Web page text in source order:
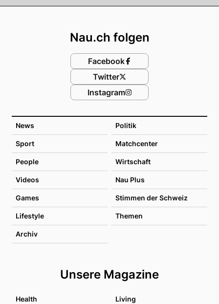
News Politik
Sport Matchcenter
People Wirtschaft
Videos Nau Plus
Games Stimmen der Schweiz
Lifestyle Themen
Archiv
Unsere Magazine
Health Living
Nau.ch folgen
Facebook
Twitter
Instagram